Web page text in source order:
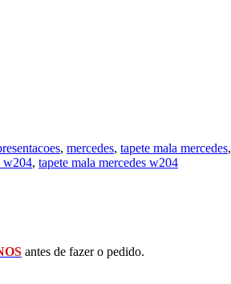
, mercedes, tapete mala mercedes,
w204, tapete mala mercedes w204
antes de fazer o pedido.